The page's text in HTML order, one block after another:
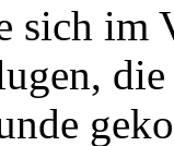
sich im